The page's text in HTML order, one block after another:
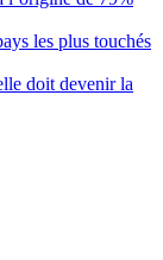
les plus touchés
doit devenir la